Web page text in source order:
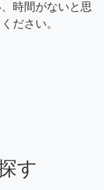
時間がないと思
ださい。
す